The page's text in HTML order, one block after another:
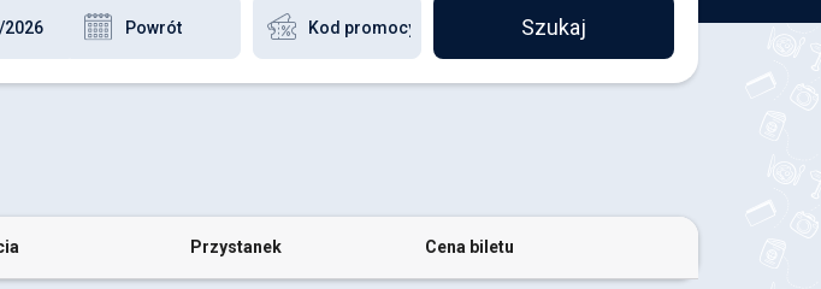
Szukaj
Przystanek Cena biletu